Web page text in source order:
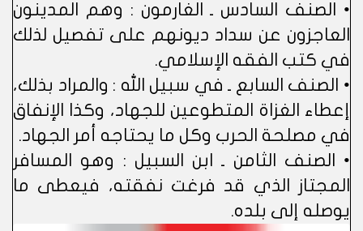
• الصنف السادس ـ الغارمون : وهم المدينون
العاجزون عن سداد ديونهم على تفصيل لذلك
في كتب الفقه الإسلامي.
• الصنف السابع ـ في سبيل الله : والمراد بذلك،
إعطاء الغزاة المتطوعين للجهاد، وكذا الإنفاق
في مصلحة الحرب وكل ما يحتاجه أمر الجهاد.
• الصنف الثامن ـ ابن السبيل : وهو المسافر
المجتاز الذي قد فرغت نفقته، فيعطى ما
يوصله إلى بلده.